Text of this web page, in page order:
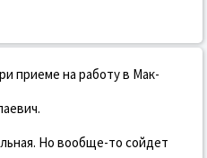
приеме на работу в Мак-
Hо вообще-то сойдет